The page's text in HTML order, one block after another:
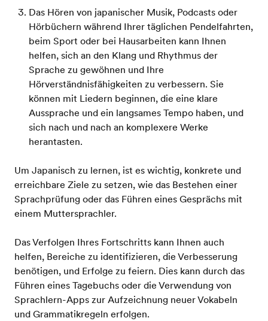
Das Hören von japanischer Musik, Podcasts oder
Hörbüchern während Ihrer täglichen Pendelfahrten,
beim Sport oder bei Hausarbeiten kann Ihnen
helfen, sich an den Klang und Rhythmus der
Sprache zu gewöhnen und Ihre
Hörverständnisfähigkeiten zu verbessern. Sie
können mit Liedern beginnen, die eine klare
Aussprache und ein langsames Tempo haben, und
sich nach und nach an komplexere Werke
herantasten.
Um Japanisch zu lernen, ist es wichtig, konkrete und
erreichbare Ziele zu setzen, wie das Bestehen einer
Sprachprüfung oder das Führen eines Gesprächs mit
einem Muttersprachler.
Das Verfolgen Ihres Fortschritts kann Ihnen auch
helfen, Bereiche zu identifizieren, die Verbesserung
benötigen, und Erfolge zu feiern. Dies kann durch das
Führen eines Tagebuchs oder die Verwendung von
Sprachlern-Apps zur Aufzeichnung neuer Vokabeln
und Grammatikregeln erfolgen.